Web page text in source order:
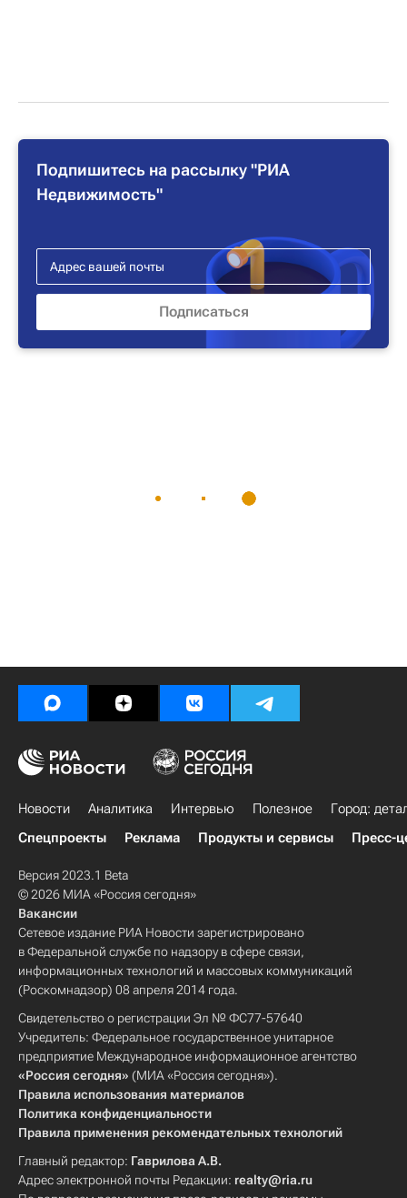
Подпишитесь на рассылку "РИА
Недвижимость"
Новости Аналитика Интервью Полезное
Город:
Спецпроекты
Реклама Продукты и сервисы Пресс-
Версия 2023.1 Beta
© 2026 МИА «Россия сегодня»
Вакансии
Сетевое издание РИА Новости зарегистрировано
в Федеральной службе по надзору в сфере связи,
информационных технологий и массовых коммуникаций
(Роскомнадзор) 08 апреля 2014 года.
Свидетельство о регистрации Эл № ФС77-57640
Учредитель: Федеральное государственное унитарное
предприятие Международное информационное агентство
«Россия сегодня» (МИА «Россия сегодня»).
Правила использования материалов
Политика конфиденциальности
Правила применения рекомендательных технологий
Главный редактор: Гаврилова А.В.
Адрес электронной почты Редакции: realty@ria.ru